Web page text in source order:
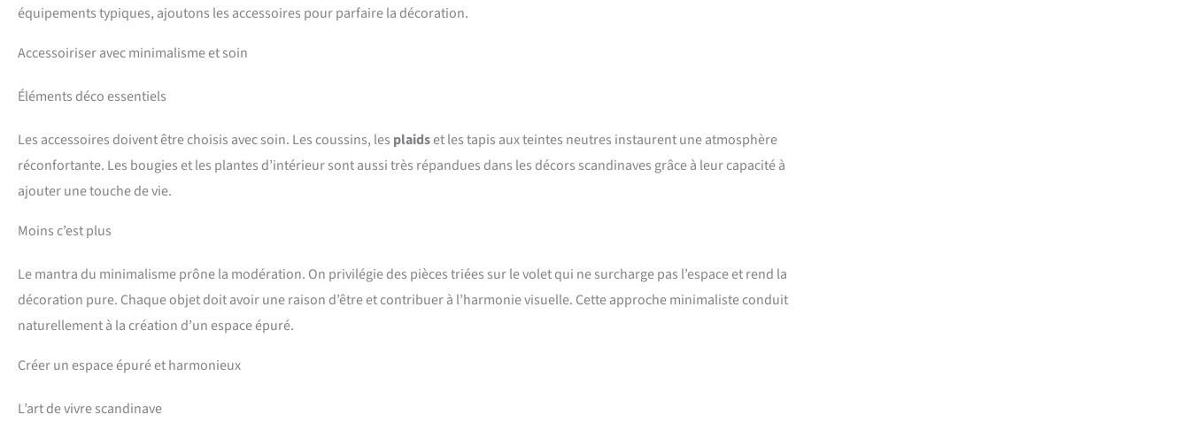
équipements typiques, ajoutons les accessoires pour parfaire la décoration.
Accessoiriser avec minimalisme et soin
Éléments déco essentiels
Les accessoires doivent être choisis avec soin. Les coussins, les plaidset les tapis aux teintes neutres instaurent une atmosphère
réconfortante. Les bougies et les plantes d’intérieur sont aussi très répandues dans les décors scandinaves grâce à leur capacité à
ajouter une touche de vie.
Moins c’est plus
Le mantra du minimalisme prône la modération. On privilégie des pièces triées sur le volet qui ne surcharge pas l’espace et rend la
décoration pure. Chaque objet doit avoir une raison d’être et contribuer à l’harmonie visuelle. Cette approche minimaliste conduit
naturellement à la création d’un espace épuré.
Créer un espace épuré et harmonieux
L’art de vivre scandinave